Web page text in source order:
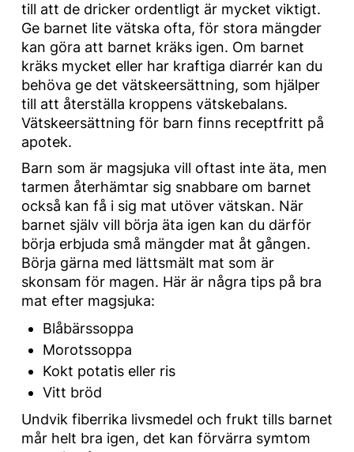
till att de dricker ordentligt är mycket viktigt.
Ge barnet lite vätska ofta, för stora mängder
kan göra att barnet kräks igen. Om barnet
kräks mycket eller har kraftiga diarrér kan du
behöva ge det vätskeersättning, som hjälper
till att återställa kroppens vätskebalans.
Vätskeersättning för barn finns receptfritt på
apotek.
Barn som är magsjuka vill oftast inte äta, men
tarmen återhämtar sig snabbare om barnet
också kan få i sig mat utöver vätskan. När
barnet själv vill börja äta igen kan du därför
börja erbjuda små mängder mat åt gången.
Börja gärna med lättsmält mat som är
skonsam för magen. Här är några tips på bra
mat efter magsjuka:
Blåbärssoppa
Morotssoppa
Kokt potatis eller ris
Vitt bröd
Undvik fiberrika livsmedel och frukt tills barnet
mår helt bra igen, det kan förvärra symtom